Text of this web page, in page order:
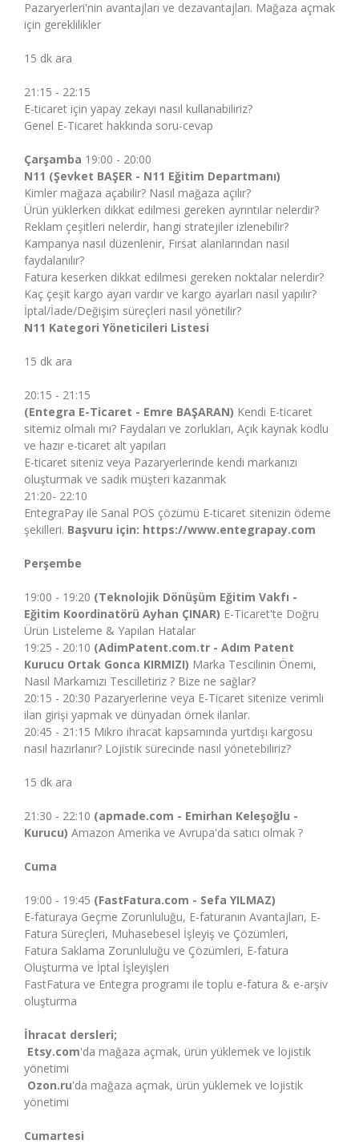
Pazaryerleri'nin avantajları ve dezavantajları. Mağaza açmak
için gereklilikler
15 dk ara
21:15 - 22:15
E-ticaret için yapay zekayı nasıl kullanabiliriz?
Genel E-Ticaret hakkında soru-cevap
Çarşamba 19:00 - 20:00
N11 (Şevket BAŞER - N11 Eğitim Departmanı)
Kimler mağaza açabilir? Nasıl mağaza açılır?
Ürün yüklerken dikkat edilmesi gereken ayrıntılar nelerdir?
Reklam çeşitleri nelerdir, hangi stratejiler izlenebilir?
Kampanya nasıl düzenlenir, Fırsat alanlarından nasıl
faydalanılır?
Fatura keserken dikkat edilmesi gereken noktalar nelerdir?
Kaç çeşit kargo ayarı vardır ve kargo ayarları nasıl yapılır?
İptal/İade/Değişim süreçleri nasıl yönetilir?
N11 Kategori Yöneticileri Listesi
15 dk ara
20:15 - 21:15
(Entegra E-Ticaret - Emre BAŞARAN) Kendi E-ticaret
sitemiz olmalı mı? Faydaları ve zorlukları, Açık kaynak kodlu
ve hazır e-ticaret alt yapıları
E-ticaret siteniz veya Pazaryerlerinde kendi markanızı
oluşturmak ve sadık müşteri kazanmak
21:20- 22:10
EntegraPay ile Sanal POS çözümü E-ticaret sitenizin ödeme
şekilleri. Başvuru için: https://www.entegrapay.com
Perşembe
19:00 - 19:20 (Teknolojik Dönüşüm Eğitim Vakfı -
Eğitim Koordinatörü Ayhan ÇINAR) E-Ticaret'te Doğru
Ürün Listeleme & Yapılan Hatalar
19:25 - 20:10 (AdimPatent.com.tr - Adım Patent
Kurucu Ortak Gonca KIRMIZI) Marka Tescilinin Önemi,
Nasıl Markamızı Tescilletiriz ? Bize ne sağlar?
20:15 - 20:30 Pazaryerlerine veya E-Ticaret sitenize verimli
ilan girişi yapmak ve dünyadan örnek ilanlar.
20:45 - 21:15 Mikro ihracat kapsamında yurtdışı kargosu
nasıl hazırlanır? Lojistik sürecinde nasıl yönetebiliriz?
15 dk ara
21:30 - 22:10 (apmade.com - Emirhan Keleşoğlu -
Kurucu) Amazon Amerika ve Avrupa'da satıcı olmak ?
Cuma
19:00 - 19:45 (FastFatura.com - Sefa YILMAZ)
E-faturaya Geçme Zorunluluğu, E-faturanın Avantajları, E-
Fatura Süreçleri, Muhasebesel İşleyiş ve Çözümleri,
Fatura Saklama Zorunluluğu ve Çözümleri, E-fatura
Oluşturma ve İptal İşleyişleri
FastFatura ve Entegra programı ile toplu e-fatura & e-arşiv
oluşturma
İhracat dersleri;
Etsy.com'da mağaza açmak, ürün yüklemek ve lojistik
yönetimi
Ozon.ru'da mağaza açmak, ürün yüklemek ve lojistik
yönetimi
Cumartesi